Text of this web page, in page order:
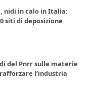
nidi in calo in Italia:
siti di deposizione
del Pnrr sulle materie
l’industria